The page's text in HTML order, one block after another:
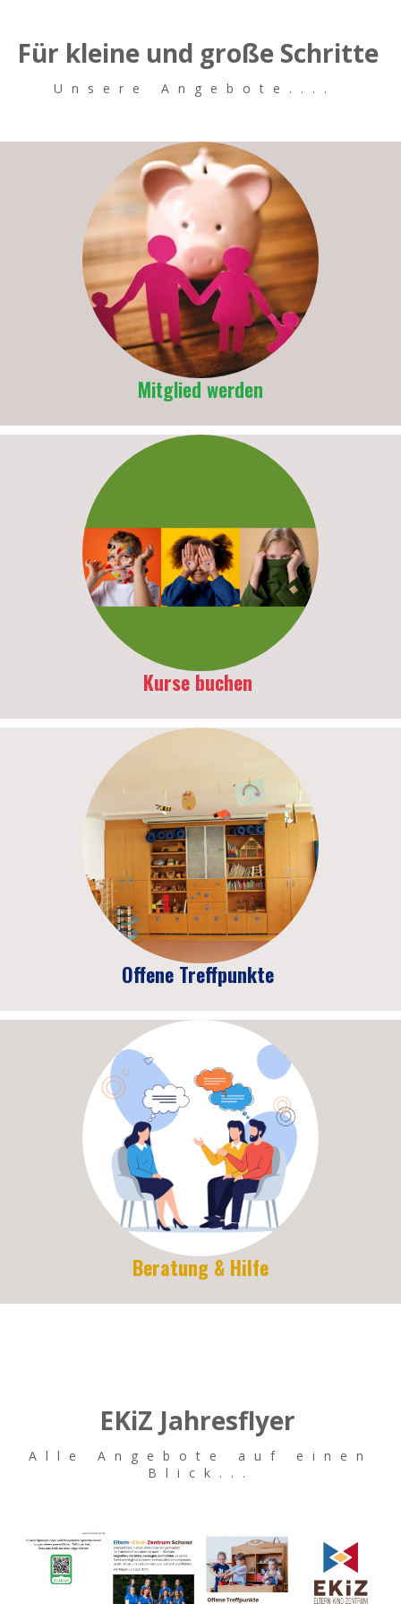
Für kleine und große Schritte
Unsere Angebote....
Mitglied werden
Kurse buchen
Offene Treffpunkte
Beratung & Hilfe
EKiZ Jahresflyer
Alle Angebote auf einen
Blick...